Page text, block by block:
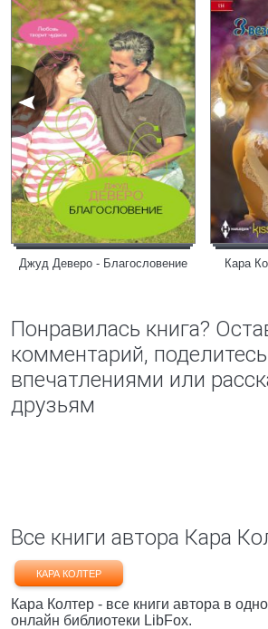
Джуд Деверо - Благословение
Кара
Понравилась книга?
комментарий, поделитесь
впечатлениями или
друзьям
Все книги автора Кара
КАРА КОЛТЕР
Кара Колтер - все книги автора в
онлайн библиотеки LibFox.